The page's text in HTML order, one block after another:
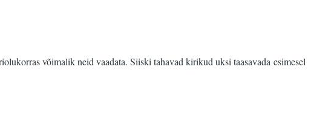
võimalik neid vaadata. Siiski tahavad kirikud uksi taasavada esimesel